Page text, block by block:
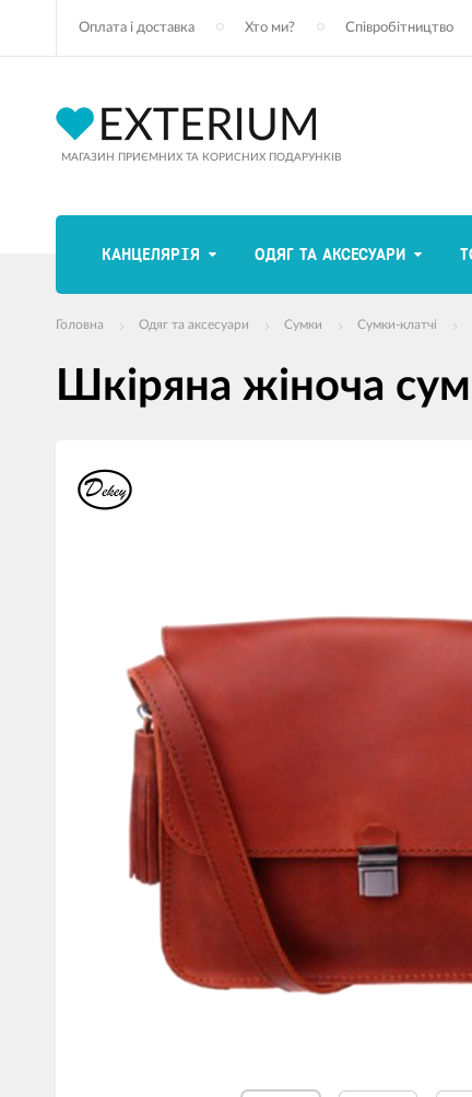
Оплата і доставка Хто ми? Співробітництво
МАГАЗИН ПРИЄМНИХ ТА КОРИСНИХ ПОДАРУНКІВ
КАНЦЕЛЯРІЯ ОДЯГ ТА АКСЕСУАРИ
Головна Одяг та аксесуари Сумки Сумки-клатчі
Шкіряна жіноча
продуктів